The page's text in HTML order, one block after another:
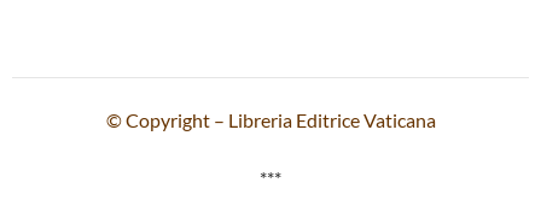
© Copyright – Libreria Editrice Vaticana
***